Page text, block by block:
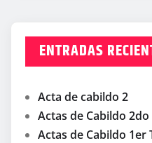
ENTRADAS
Acta de cabildo 2
Actas de Cabildo
Actas de Cabildo 1er